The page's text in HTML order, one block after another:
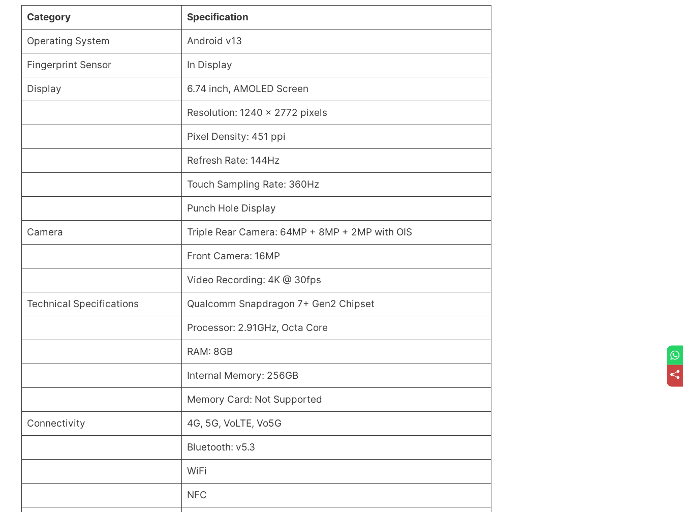
Category Specification
Operating System Android v13
Fingerprint Sensor In Display
Display 6.74 inch, AMOLED Screen
Resolution: 1240 x 2772 pixels
Pixel Density: 451 ppi
Refresh Rate: 144Hz
Touch Sampling Rate: 360Hz
Punch Hole Display
Camera Triple Rear Camera: 64MP + 8MP + 2MP with OIS
Front Camera: 16MP
Video Recording: 4K @ 30fps
Technical Specifications Qualcomm Snapdragon 7+ Gen2 Chipset
Processor: 2.91GHz, Octa Core
RAM: 8GB
Internal Memory: 256GB
Memory Card: Not Supported
Connectivity 4G, 5G, VoLTE, Vo5G
Bluetooth: v5.3
WiFi
NFC